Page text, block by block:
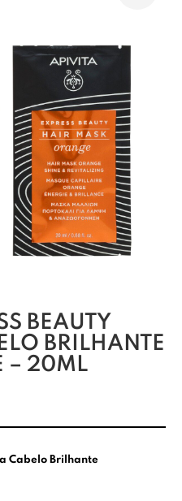
BEAUTY
BRILHANTE
– 20ML
Cabelo Brilhante